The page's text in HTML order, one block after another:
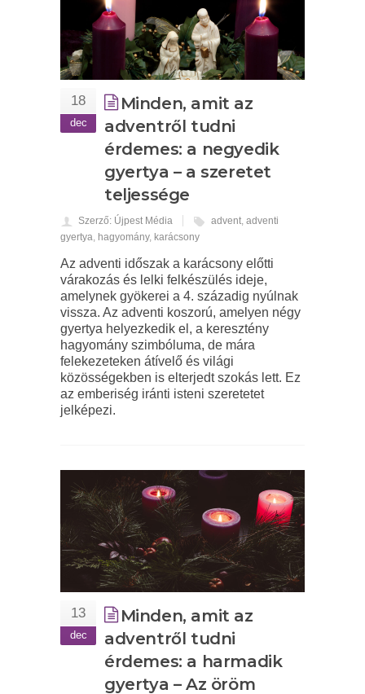
18
dec
Minden, amit az
adventről tudni
érdemes: a negyedik
gyertya – a szeretet
teljessége
Szerző: Újpest Média advent adventi
gyertya hagyomány, karácsony
Az adventi időszak a karácsony előtti
várakozás és lelki felkészülés ideje,
amelynek gyökerei a 4. századig nyúlnak
vissza. Az adventi koszorú, amelyen négy
gyertya helyezkedik el, a keresztény
hagyomány szimbóluma, de mára
felekezeteken átívelő és világi
közösségekben is elterjedt szokás lett. Ez
az emberiség iránti isteni szeretetet
jelképezi.
13
dec
Minden, amit az
adventről tudni
érdemes: a harmadik
gyertya – Az öröm